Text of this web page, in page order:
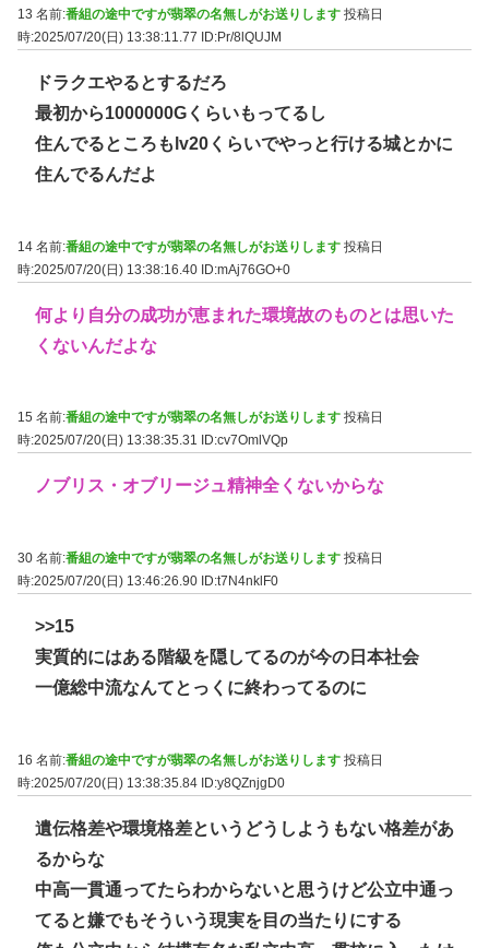
13 名前:番組の途中ですが翡翠の名無しがお送りします 投稿日
時:2025/07/20(日) 13:38:11.77
ID:Pr/8lQUJM
ドラクエやるとするだろ
最初から1000000Gくらいもってるし
住んでるところもlv20くらいでやっと行ける城とかに
住んでるんだよ
14 名前:番組の途中ですが翡翠の名無しがお送りします 投稿日
時:2025/07/20(日) 13:38:16.40 ID:mAj76GO+0
何より自分の成功が恵まれた環境故のものとは思いた
くないんだよな
15 名前:番組の途中ですが翡翠の名無しがお送りします 投稿日
時:2025/07/20(日) 13:38:35.31
ID:cv7OmlVQp
ノブリス・オブリージュ精神全くないからな
30 名前:番組の途中ですが翡翠の名無しがお送りします 投稿日
時:2025/07/20(日) 13:46:26.90 ID:t7N4nklF0
>>15
実質的にはある階級を隠してるのが今の日本社会
一億総中流なんてとっくに終わってるのに
16 名前:番組の途中ですが翡翠の名無しがお送りします 投稿日
時:2025/07/20(日) 13:38:35.84 ID:y8QZnjgD0
遺伝格差や環境格差というどうしようもない格差があ
るからな
中高一貫通ってたらわからないと思うけど公立中通っ
てると嫌でもそういう現実を目の当たりにする